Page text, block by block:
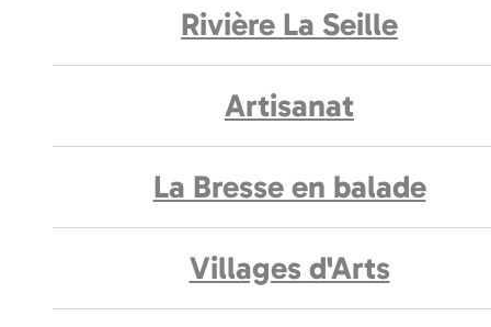
Rivière La Seille
Artisanat
La Bresse en balade
Villages d'Arts